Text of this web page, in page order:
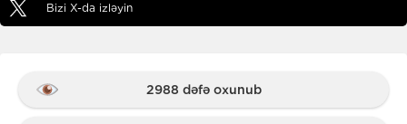
Bizi X-da izləyin
2988 dəfə oxunub